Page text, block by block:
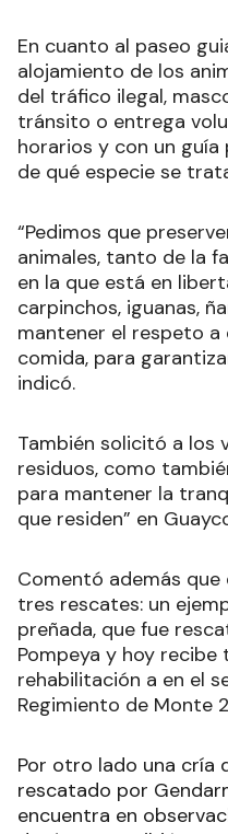
En cuanto al paseo
alojamiento de los
del tráfico ilegal,
tránsito o entrega
horarios y con un
de qué especie se
“Pedimos que
animales, tanto de la
en la que está en
carpinchos, iguanas,
mantener el respeto a
comida, para
indicó.
También solicitó a los
residuos, como
para mantener la
que residen” en
Comentó además
tres rescates: un
preñada, que fue
Pompeya y hoy
rehabilitación a en el
Regimiento de Monte
Por otro lado una cría
rescatado por
encuentra en